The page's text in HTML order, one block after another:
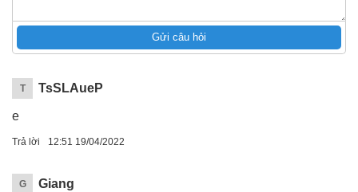
Gửi câu hỏi
T TsSLAueP
e
Trả lời 12:51 19/04/2022
G Giang